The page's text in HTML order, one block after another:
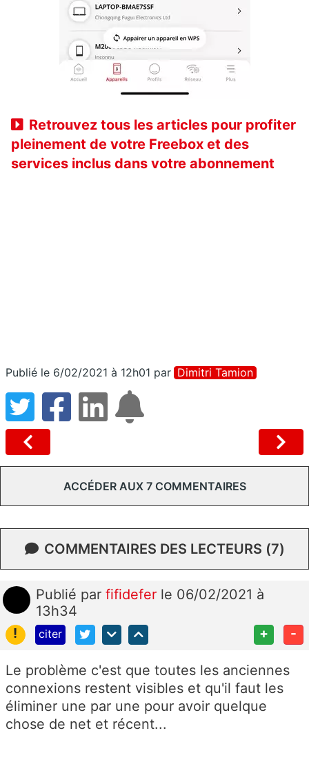
Retrouvez tous les articles pour profiter
pleinement de votre Freebox et des
services inclus dans votre abonnement
Publié le 6/02/2021 à 12h01 par Dimitri Tamion
ACCÉDER AUX 7 COMMENTAIRES
COMMENTAIRES DES LECTEURS (7)
Publié par fifidefer le 06/02/2021 à
13h34
!
citer + -
Le problème c'est que toutes les anciennes
connexions restent visibles et qu'il faut les
éliminer une par une pour avoir quelque
chose de net et récent...